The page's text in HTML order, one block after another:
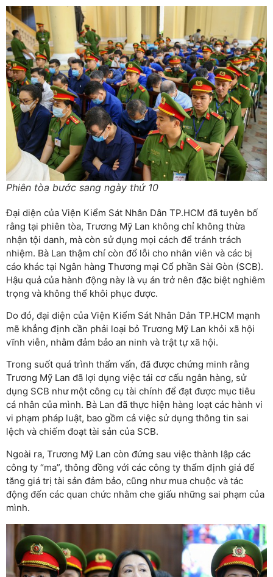
Phiên tòa bước sang ngày thứ 10
Đại diện của Viện Kiểm Sát Nhân Dân TP.HCM đã tuyên bố
rằng tại phiên tòa, Trương Mỹ Lan không chỉ không thừa
nhận tội danh, mà còn sử dụng mọi cách để tránh trách
nhiệm. Bà Lan thậm chí còn đổ lỗi cho nhân viên và các bị
cáo khác tại Ngân hàng Thương mại Cổ phần Sài Gòn (SCB).
Hậu quả của hành động này là vụ án trở nên đặc biệt nghiêm
trọng và không thể khôi phục được.
Do đó, đại diện của Viện Kiểm Sát Nhân Dân TP.HCM mạnh
mẽ khẳng định cần phải loại bỏ Trương Mỹ Lan khỏi xã hội
vĩnh viễn, nhằm đảm bảo an ninh và trật tự xã hội.
Trong suốt quá trình thẩm vấn, đã được chứng minh rằng
Trương Mỹ Lan đã lợi dụng việc tái cơ cấu ngân hàng, sử
dụng SCB như một công cụ tài chính để đạt được mục tiêu
cá nhân của mình. Bà Lan đã thực hiện hàng loạt các hành vi
vi phạm pháp luật, bao gồm cả việc sử dụng thông tin sai
lệch và chiếm đoạt tài sản của SCB.
Ngoài ra, Trương Mỹ Lan còn đứng sau việc thành lập các
công ty “ma”, thông đồng với các công ty thẩm định giá để
tăng giá trị tài sản đảm bảo, cũng như mua chuộc và tác
động đến các quan chức nhằm che giấu những sai phạm của
mình.